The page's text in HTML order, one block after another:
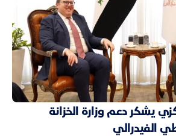
يشكر دعم وزارة الخزانة
الفيدرالي